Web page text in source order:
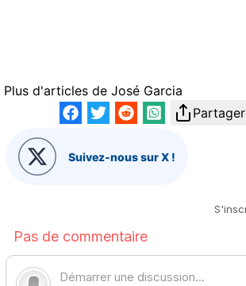
Plus d'articles de José Garcia
Partager
Suivez-nous sur X !